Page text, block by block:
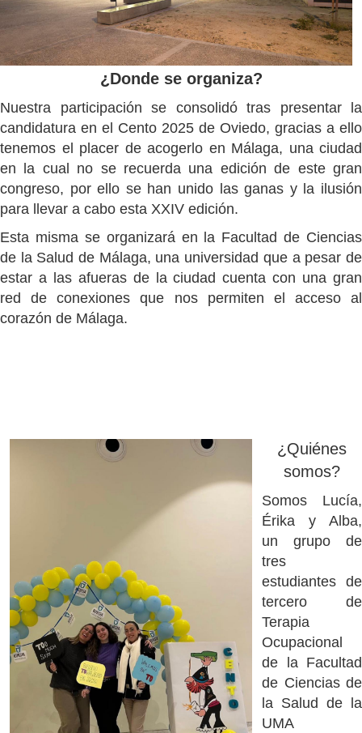
¿Donde se organiza?
Nuestra participación se consolidó tras presentar la
candidatura en el Cento 2025 de Oviedo, gracias a ello
tenemos el placer de acogerlo en Málaga, una ciudad
en la cual no se recuerda una edición de este gran
congreso, por ello se han unido las ganas y la ilusión
para llevar a cabo esta XXIV edición.
Esta misma se organizará en la Facultad de Ciencias
de la Salud de Málaga, una universidad que a pesar de
estar a las afueras de la ciudad cuenta con una gran
red de conexiones que nos permiten el acceso al
corazón de Málaga.
¿Quiénes
somos?
Somos Lucía,
Érika y Alba,
un grupo de
tres
estudiantes de
tercero de
Terapia
Ocupacional
de la Facultad
de Ciencias de
la Salud de la
UMA